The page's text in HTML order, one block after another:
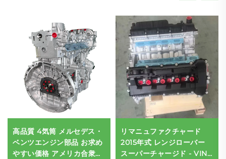
高品質 4気筒 メルセデス・
ベンツエンジン部品 お求め
やすい価格 アメリカ合衆国
リマニュファクチャード
2015年式 レンジローバー
スーパーチャージド - VIN